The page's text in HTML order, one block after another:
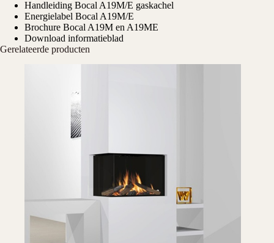
Handleiding Bocal A19M/E gaskachel
Energielabel Bocal A19M/E
Brochure Bocal A19M en A19ME
Download informatieblad
Gerelateerde producten